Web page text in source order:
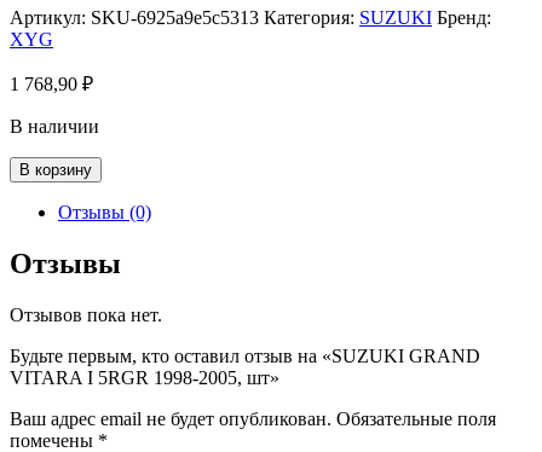
Артикул: SKU-6925a9e5c5313 Категория: SUZUKI Бренд:
XYG
1 768,90 ₽
В наличии
Количество
товара
SUZUKI
VITARA
I
1998-
шт
В корзину
Отзывы (0)
Отзывы
Отзывов пока нет.
Будьте первым, кто оставил отзыв на «SUZUKI GRAND
VITARA I 5RGR 1998-2005, шт»
Ваш адрес email не будет опубликован. Обязательные поля
помечены *